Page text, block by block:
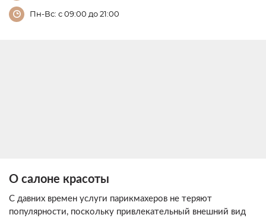
Пн-Вс: с 09:00 до 21:00
О салоне красоты
С давних времен услуги парикмахеров не теряют
популярности, поскольку привлекательный внешний вид